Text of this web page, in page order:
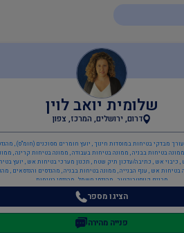
שלומית יואב לוין
דרום, ירושלים, המרכז, צפון
מבדקי בטיחות במוסדות חינוך , יועץ חומרים מסוכנים (חומ"ס) ,
בטיחות בבניה , ממונה בטיחות בעבודה , ממונה בטיחות קרינה ,
כיבוי אש , כתיבה/עדכון תיק שטח , תכנון מערכי בטיחות אש , יועץ
בטיחות אש , ענף הבנייה , ממונה בטיחות בבניה , מהנדסים והנדסאים ,
מבנים קונסטרוקטור , מהנדסי חשמל , מהנדסי בטיחות
הציגו מספר
פנייה מהירה